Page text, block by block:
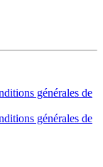
générales de
générales de